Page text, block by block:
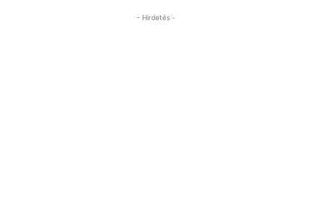
- Hirdetés -